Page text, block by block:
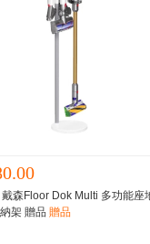
戴森Floor Dok Multi 多功能座
架 贈品 贈品